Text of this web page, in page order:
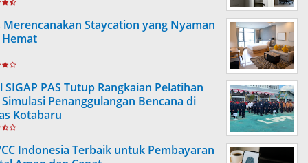
Merencanakan Staycation yang Nyaman
SIGAP PAS Tutup Rangkaian Pelatihan
Penanggulangan Bencana di
Kotabaru
Indonesia Terbaik untuk Pembayaran